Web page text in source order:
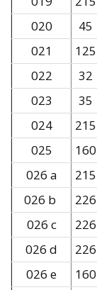
020
45
021
125
022
32
023
35
024
215
025
160
026 a
215
026 b
226
026 c
226
026 d
226
026 e
160